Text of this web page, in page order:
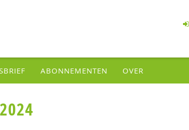
ABONNEMENTEN OVER